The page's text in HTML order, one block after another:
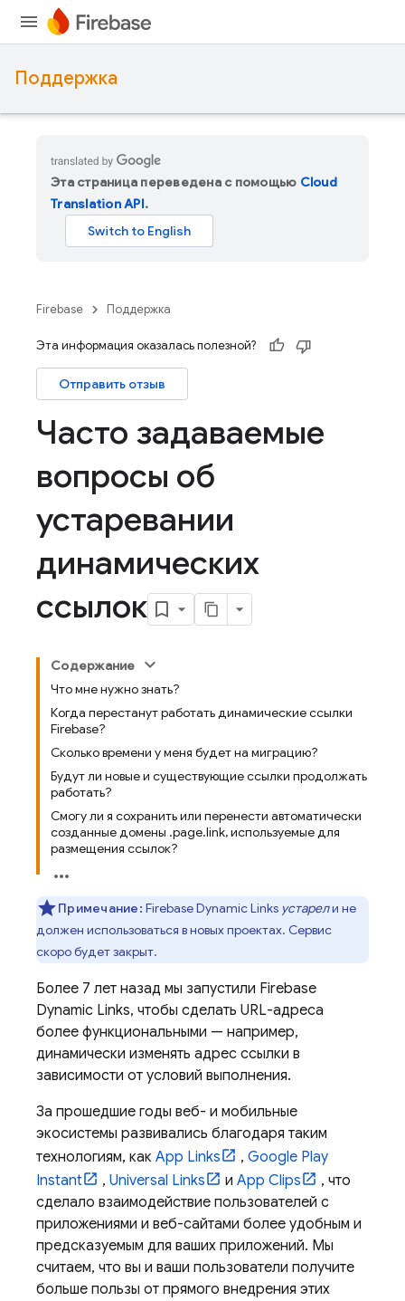
Поддержка
Эта страница переведена с помощью Cloud
Translation API.
Firebase Поддержка
Эта информация оказалась полезной?
Отправить отзыв
Часто задаваемые
вопросы об
устаревании
динамических
ссылок
Содержание
Что мне нужно знать?
Когда перестанут работать динамические ссылки
Firebase?
Сколько времени у меня будет на миграцию?
Будут ли новые и существующие ссылки продолжать
работать?
Смогу ли я сохранить или перенести автоматически
созданные домены .page.link, используемые для
размещения ссылок?
Примечание: Firebase Dynamic Links устарели не
должен использоваться в новых проектах. Сервис
скоро будет закрыт.
Более 7 лет назад мы запустили Firebase
Dynamic Links, чтобы сделать URL-адреса
более функциональными — например,
динамически изменять адрес ссылки в
зависимости от условий выполнения.
За прошедшие годы веб- и мобильные
экосистемы развивались благодаря таким
технологиям, как App Links , Google Play
Instant
, Universal Links и App Clips
, что
сделало взаимодействие пользователей с
приложениями и веб-сайтами более удобным и
предсказуемым для ваших приложений. Мы
считаем, что вы и ваши пользователи получите
больше пользы от прямого внедрения этих